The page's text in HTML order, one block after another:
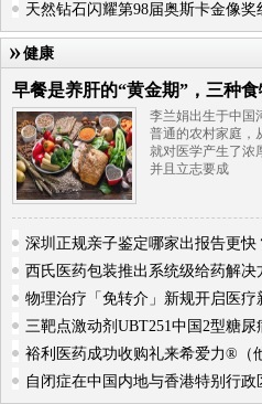
天然钻石闪耀第98届奥斯卡金像奖
健康
早餐是养肝的“黄金期”，三种
李兰娟出生于中国
普通的农村家庭，
就对医学产生了浓
并且立志要成
深圳正规亲子鉴定哪家出报告更快
西氏医药包装推出系统级给药解决
物理治疗「免转介」新规开启医疗
三靶点激动剂UBT251中国2型糖尿
裕利医药成功收购礼来希爱力®（
自闭症在中国内地与香港特别行政